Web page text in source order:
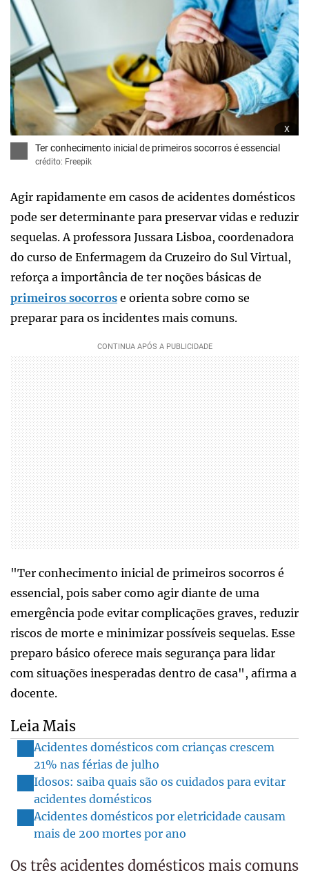
x
Ter conhecimento inicial de primeiros socorros é essencial
crédito: Freepik
Agir rapidamente em casos de acidentes domésticos
pode ser determinante para preservar vidas e reduzir
sequelas. A professora Jussara Lisboa, coordenadora
do curso de Enfermagem da Cruzeiro do Sul Virtual,
reforça a importância de ter noções básicas de
primeiros socorros e orienta sobre como se
preparar para os incidentes mais comuns.
"Ter conhecimento inicial de primeiros socorros é
essencial, pois saber como agir diante de uma
emergência pode evitar complicações graves, reduzir
riscos de morte e minimizar possíveis sequelas. Esse
preparo básico oferece mais segurança para lidar
com situações inesperadas dentro de casa", afirma a
docente.
Leia Mais
Acidentes domésticos com crianças crescem
21% nas férias de julho
Idosos: saiba quais são os cuidados para evitar
acidentes domésticos
Acidentes domésticos por eletricidade causam
mais de 200 mortes por ano
Os três acidentes domésticos mais comuns